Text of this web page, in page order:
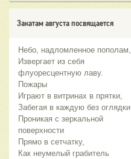
Закатам августа посвящается
Небо, надломленное пополам,
Извергает из себя
флуоресцентную лаву.
Пожары
Играют в витринах в прятки,
Забегая в каждую без оглядки,
Проникая с зеркальной
поверхности
Прямо в сетчатку,
Как неумелый грабитель